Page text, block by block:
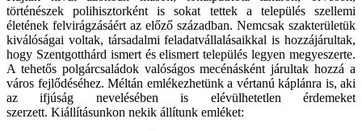
történészek polihisztorként is sokat tettek a település szellemi
életének felvirágzásáért az előző században. Nemcsak szakterületük
kiválóságai voltak, társadalmi feladatvállalásaikkal is hozzájárultak,
hogy Szentgotthárd ismert és elismert település legyen megyeszerte.
A tehetős polgárcsaládok valóságos mecénásként járultak hozzá a
város fejlődéséhez. Méltán emlékezhetünk a vértanú káplánra is, aki
az ifjúság nevelésében is elévülhetetlen érdemeket
szerzett. Kiállításunkon nekik állítunk emléket: